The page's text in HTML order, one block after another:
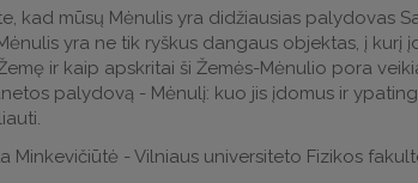
kad mūsų Mėnulis yra didžiausias palydovas
yra ne tik ryškus dangaus objektas, į
ir kaip apskritai ši Žemės-Mėnulio pora
palydovą - Mėnulį: kuo jis įdomus ir
Minkevičiūtė - Vilniaus universiteto Fizikos